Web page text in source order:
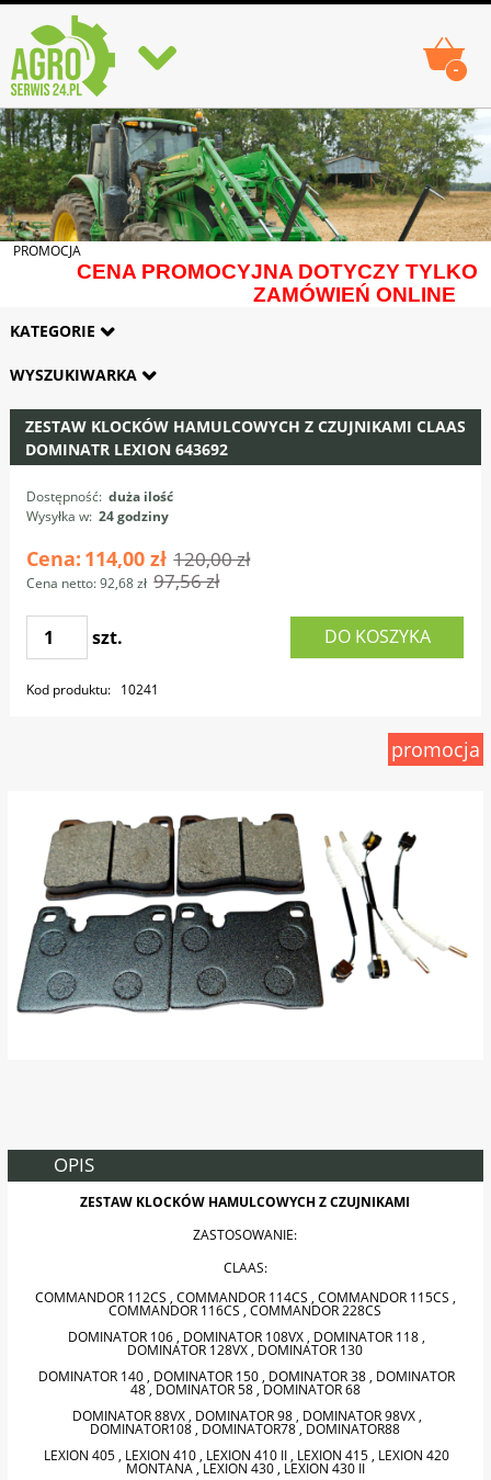
-
PROMOCJA
CENA PROMOCYJNA DOTYCZY TYLKO
ZAMÓWIEŃ ONLINE
KATEGORIE
WYSZUKIWARKA
promocja
ZESTAW KLOCKÓW HAMULCOWYCH Z CZUJNIKAMI CLAAS
DOMINATR LEXION 643692
Dostępność: duża ilość
Wysyłka w: 24 godziny
Cena: 114,00 zł 120,00 zł
Cena netto:92,68 zł 97,56 zł
szt. DO KOSZYKA
Kod produktu: 10241
OPIS
ZESTAW KLOCKÓW HAMULCOWYCH Z CZUJNIKAMI
ZASTOSOWANIE:
CLAAS:
COMMANDOR 112CS , COMMANDOR 114CS , COMMANDOR 115CS ,
COMMANDOR 116CS , COMMANDOR 228CS
DOMINATOR 106 , DOMINATOR 108VX , DOMINATOR 118 ,
DOMINATOR 128VX , DOMINATOR 130
DOMINATOR 140 , DOMINATOR 150 , DOMINATOR 38 , DOMINATOR
48 , DOMINATOR 58 , DOMINATOR 68
DOMINATOR 88VX , DOMINATOR 98 , DOMINATOR 98VX ,
DOMINATOR108 , DOMINATOR78 , DOMINATOR88
LEXION 405 , LEXION 410 , LEXION 410 II , LEXION 415 , LEXION 420
MONTANA , LEXION 430 , LEXION 430 II